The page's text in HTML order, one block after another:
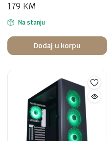
179 KM
Na stanju
Dodaj u korpu